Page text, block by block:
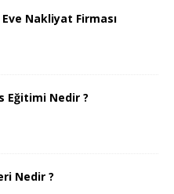
Nakliyat Firması
Eğitimi Nedir ?
Nedir ?